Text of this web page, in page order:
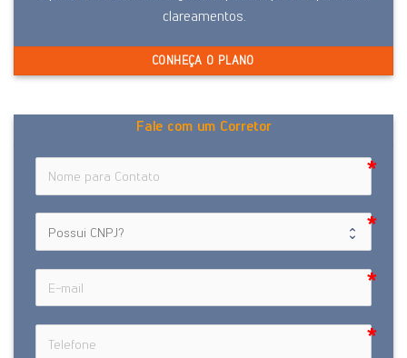
clareamentos.
CONHEÇA O PLANO
Fale com um Corretor